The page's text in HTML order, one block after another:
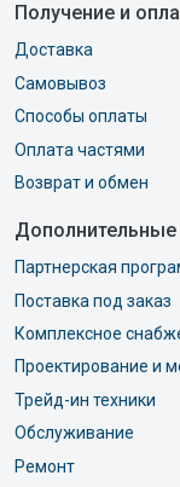
Получение и
Доставка
Самовывоз
Способы оплаты
Оплата частями
Возврат и обмен
Дополнительные
Партнерская
Поставка под заказ
Комплексное
Проектирование и
Трейд-ин техники
Обслуживание
Ремонт